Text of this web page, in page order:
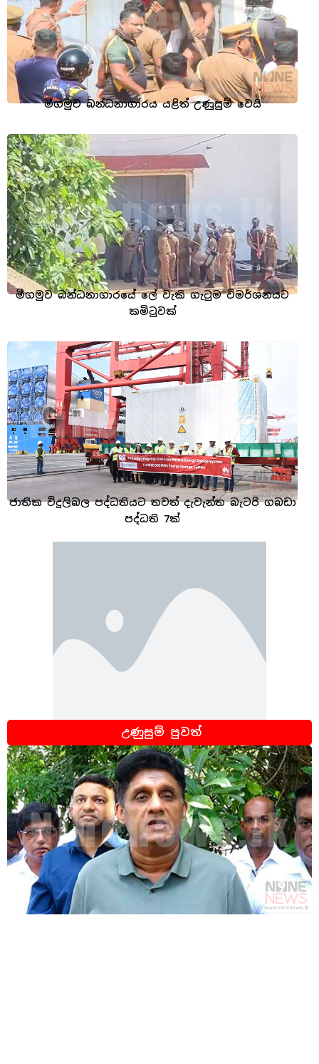
මීගමුව බන්ධනාගාරය යළිත් උණුසුම් වෙයි
මීගමුව බන්ධනාගාරයේ ලේ වැකි ගැටුම විමර්ශනයට
කමිටුවක්
ජාතික විදුලිබල පද්ධතියට තවත් දැවැන්ත බැටරි ගබඩා
පද්ධති 7ක්
උණුසුම් පුවත්